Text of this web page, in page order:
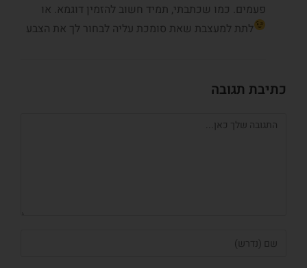
פעמים. כמו שכתבתי, תמיד חשוב להזמין דוגמא. או
לתת למעצבת שאת סומכת עליה לבחור לך את הצבע
כתיבת תגובה